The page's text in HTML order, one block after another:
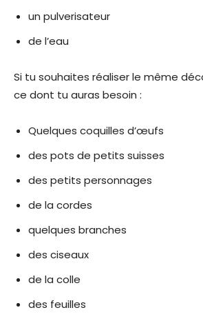
un pulverisateur
de l’eau
Si tu souhaites réaliser le même
ce dont tu auras besoin :
Quelques coquilles d’œufs
des pots de petits suisses
des petits personnages
de la cordes
quelques branches
des ciseaux
de la colle
des feuilles